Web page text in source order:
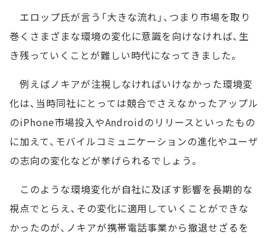
エロップ氏が言う「大きな流れ」、つまり市場を取り
巻くさまざまな環境の変化に意識を向けなければ、生
き残っていくことが難しい時代になってきました。
例えばノキアが注視しなければいけなかった環境変
化は、当時同社にとっては競合でさえなかったアップル
のiPhone市場投入やAndroidのリリースといったもの
に加えて、モバイルコミュニケーションの進化やユーザ
の志向の変化などが挙げられるでしょう。
このような環境変化が自社に及ぼす影響を長期的な
視点でとらえ、その変化に適用していくことができな
かったのが、ノキアが携帯電話事業から撤退せざるを